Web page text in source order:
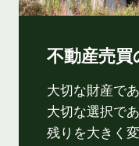
不動産売買
大切な財産で
大切な選択で
残りを大きく